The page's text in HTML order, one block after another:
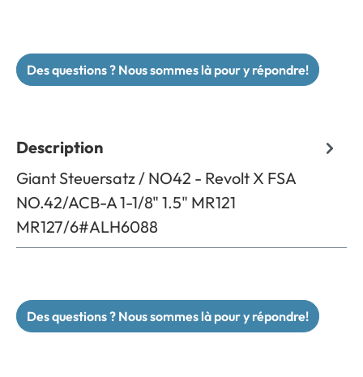
Des questions ? Nous sommes là pour y répondre!
Description
Giant Steuersatz / NO42 - Revolt X FSA
NO.42/ACB-A 1-1/8" 1.5" MR121
MR127/6#ALH6088
Des questions ? Nous sommes là pour y répondre!